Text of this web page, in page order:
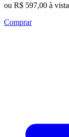
ou R$ 597,00 à vista
Comprar